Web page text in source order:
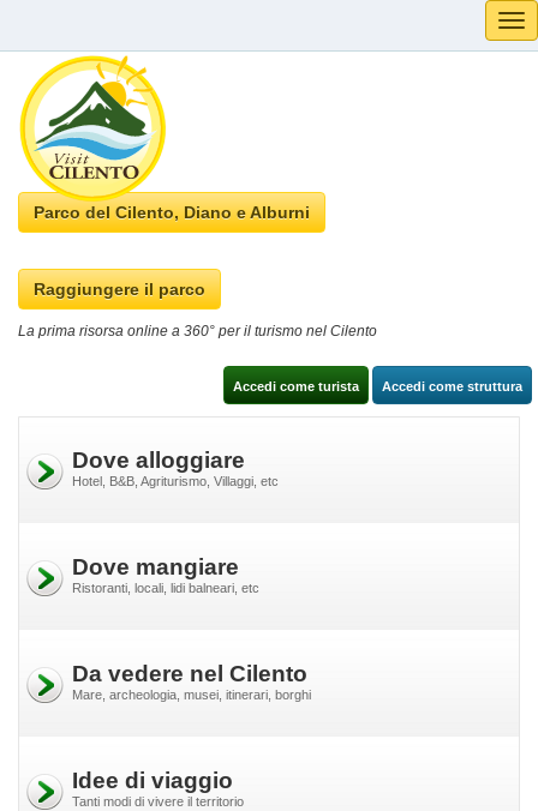
Parco del Cilento, Diano e Alburni
Raggiungere il parco
La prima risorsa online a 360° per il turismo nel Cilento
Accedi come turista Accedi come struttura
Dove alloggiare
Hotel, B&B, Agriturismo, Villaggi, etc
Dove mangiare
Ristoranti, locali, lidi balneari, etc
Da vedere nel Cilento
Mare, archeologia, musei, itinerari, borghi
Idee di viaggio
Tanti modi di vivere il territorio